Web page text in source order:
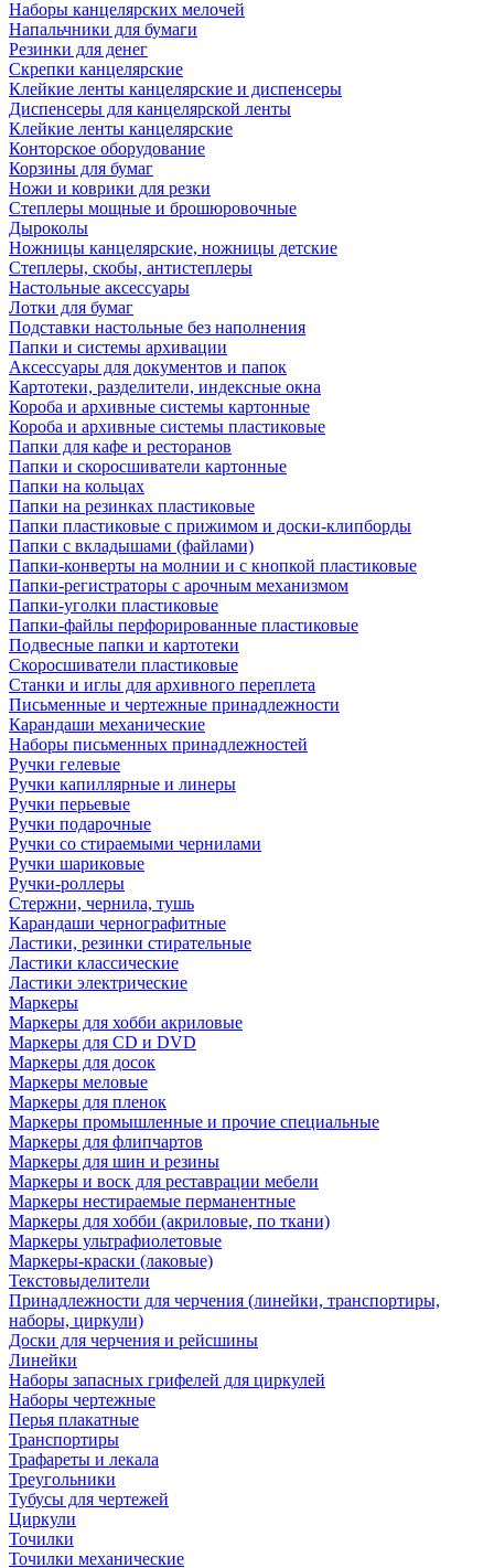
Наборы канцелярских мелочей
Напальчники для бумаги
Резинки для денег
Скрепки канцелярские
Клейкие ленты канцелярские и диспенсеры
Диспенсеры для канцелярской ленты
Клейкие ленты канцелярские
Конторское оборудование
Корзины для бумаг
Ножи и коврики для резки
Степлеры мощные и брошюровочные
Дыроколы
Ножницы канцелярские, ножницы детские
Степлеры, скобы, антистеплеры
Настольные аксессуары
Лотки для бумаг
Подставки настольные без наполнения
Папки и системы архивации
Аксессуары для документов и папок
Картотеки, разделители, индексные окна
Короба и архивные системы картонные
Короба и архивные системы пластиковые
Папки для кафе и ресторанов
Папки и скоросшиватели картонные
Папки на кольцах
Папки на резинках пластиковые
Папки пластиковые с прижимом и доски-клипборды
Папки с вкладышами (файлами)
Папки-конверты на молнии и с кнопкой пластиковые
Папки-регистраторы с арочным механизмом
Папки-уголки пластиковые
Папки-файлы перфорированные пластиковые
Подвесные папки и картотеки
Скоросшиватели пластиковые
Станки и иглы для архивного переплета
Письменные и чертежные принадлежности
Карандаши механические
Наборы письменных принадлежностей
Ручки гелевые
Ручки капиллярные и линеры
Ручки перьевые
Ручки подарочные
Ручки со стираемыми чернилами
Ручки шариковые
Ручки-роллеры
Стержни, чернила, тушь
Карандаши чернографитные
Ластики, резинки стирательные
Ластики классические
Ластики электрические
Маркеры
Маркеры для хобби акриловые
Маркеры для CD и DVD
Маркеры для досок
Маркеры меловые
Маркеры для пленок
Маркеры промышленные и прочие специальные
Маркеры для флипчартов
Маркеры для шин и резины
Маркеры и воск для реставрации мебели
Маркеры нестираемые перманентные
Маркеры для хобби (акриловые, по ткани)
Маркеры ультрафиолетовые
Маркеры-краски (лаковые)
Текстовыделители
Принадлежности для черчения (линейки, транспортиры,
наборы, циркули)
Доски для черчения и рейсшины
Линейки
Наборы запасных грифелей для циркулей
Наборы чертежные
Перья плакатные
Транспортиры
Трафареты и лекала
Треугольники
Тубусы для чертежей
Циркули
Точилки
Точилки механические